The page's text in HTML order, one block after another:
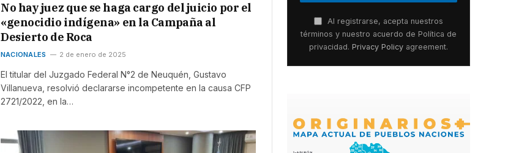
No hay juez que se haga cargo del juicio por el
«genocidio indígena» en la Campaña al
Desierto de Roca
NACIONALES 2 de enero de 2025
El titular del Juzgado Federal N°2 de Neuquén, Gustavo
Villanueva, resolvió declararse incompetente en la causa CFP
2721/2022, en la…
Al registrarse, acepta nuestros
términos y nuestro acuerdo de Política de
privacidad. Privacy Policy agreement.